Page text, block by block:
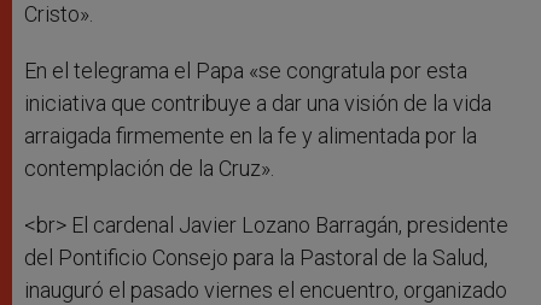
Cristo».
En el telegrama el Papa «se congratula por esta
iniciativa que contribuye a dar una visión de la vida
arraigada firmemente en la fe y alimentada por la
contemplación de la Cruz».
<br> El cardenal Javier Lozano Barragán, presidente
del Pontificio Consejo para la Pastoral de la Salud,
inauguró el pasado viernes el encuentro, organizado